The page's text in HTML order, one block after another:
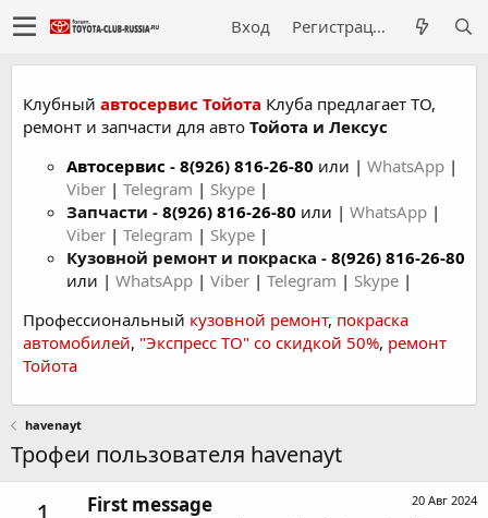
Вход Регистрация
Клубный автосервис Тойота Клуба предлагает ТО,
ремонт и запчасти для авто Тойота и Лексус
Автосервис - 8(926) 816-26-80 или | WhatsApp |
Viber | Telegram | Skype |
Запчасти - 8(926) 816-26-80 или | WhatsApp |
Viber | Telegram | Skype |
Кузовной ремонт и покраска - 8(926) 816-26-80
или | WhatsApp | Viber | Telegram | Skype |
Профессиональный кузовной ремонт, покраска
автомобилей, "Экспресс ТО" со скидкой 50%, ремонт
Тойота
havenayt
Трофеи пользователя havenayt
20 Авг 2024
First message